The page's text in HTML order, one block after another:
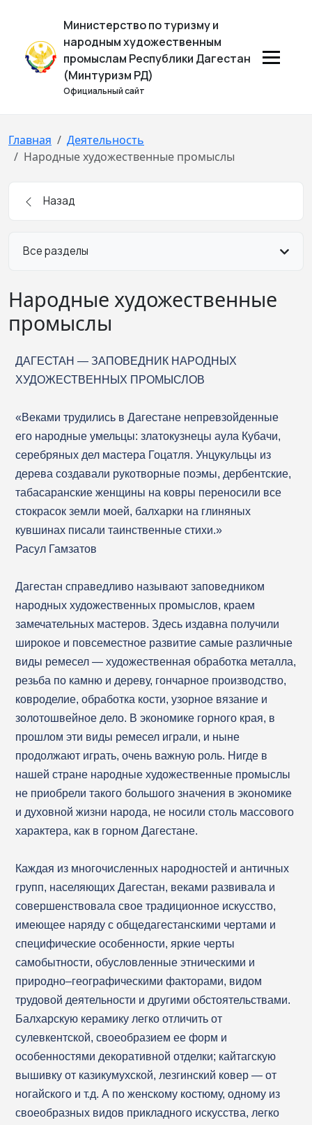
Министерство по туризму и
народным художественным
промыслам Республики Дагестан
(Минтуризм РД)
Официальный сайт
Главная
Деятельность
Народные художественные промыслы
Назад
Все разделы
Народные художественные
промыслы
ДАГЕСТАН — ЗАПОВЕДНИК НАРОДНЫХ
ХУДОЖЕСТВЕННЫХ ПРОМЫСЛОВ
«Веками трудились в Дагестане непревзойденные
его народные умельцы: златокузнецы аула Кубачи,
серебряных дел мастера Гоцатля. Унцукульцы из
дерева создавали рукотворные поэмы, дербентские,
табасаранские женщины на ковры переносили все
стокрасок земли моей, балхарки на глиняных
кувшинах писали таинственные стихи.»
Расул Гамзатов
Дагестан справедливо называют заповедником
народных художественных промыслов, краем
замечательных мастеров. Здесь издавна получили
широкое и повсеместное развитие самые различные
виды ремесел — художественная обработка металла,
резьба по камню и дереву, гончарное производство,
ковроделие, обработка кости, узорное вязание и
золотошвейное дело. В экономике горного края, в
прошлом эти виды ремесел играли, и ныне
продолжают играть, очень важную роль. Нигде в
нашей стране народные художественные промыслы
не приобрели такого большого значения в экономике
и духовной жизни народа, не носили столь массового
характера, как в горном Дагестане.
Каждая из многочисленных народностей и античных
групп, населяющих Дагестан, веками развивала и
совершенствовала свое традиционное искусство,
имеющее наряду с общедагестанскими чертами и
специфические особенности, яркие черты
самобытности, обусловленные этническими и
природно–географическими факторами, видом
трудовой деятельности и другими обстоятельствами.
Балхарскую керамику легко отличить от
сулевкентской, своеобразием ее форм и
особенностями декоративной отделки; кайтагскую
вышивку от казикумухской, лезгинский ковер — от
ногайского и т.д. А по женскому костюму, одному из
своеобразных видов прикладного искусства, легко